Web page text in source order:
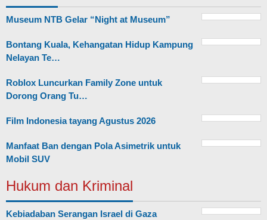
Museum NTB Gelar “Night at Museum”
Bontang Kuala, Kehangatan Hidup Kampung
Nelayan Te…
Roblox Luncurkan Family Zone untuk
Dorong Orang Tu…
Film Indonesia tayang Agustus 2026
Manfaat Ban dengan Pola Asimetrik untuk
Mobil SUV
Hukum dan Kriminal
Kebiadaban Serangan Israel di Gaza